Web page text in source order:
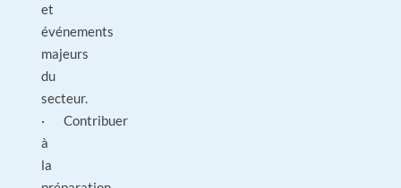
et
événements
majeurs
du
secteur.
· Contribuer
à
la